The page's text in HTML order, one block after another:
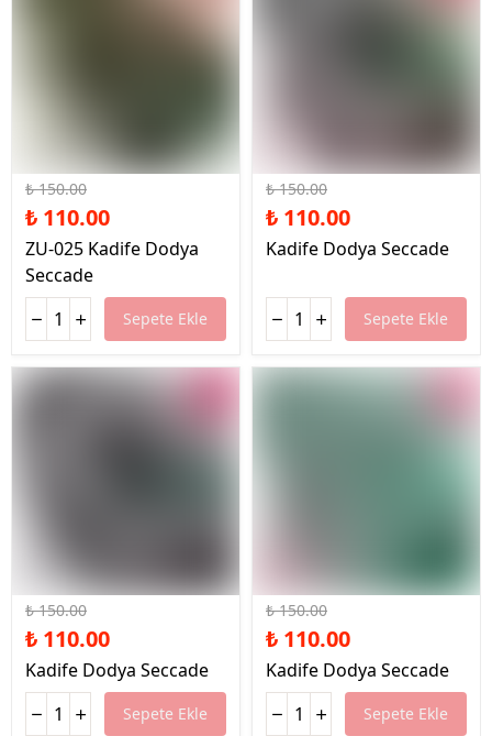
%27 İndirim
₺ 150.00
₺ 110.00
ZU-025 Kadife Dodya
Seccade
Sepete Ekle
₺ 150.00
₺ 110.00
Kadife Dodya Seccade
Sepete Ekle
%27 İndirim
₺ 150.00
₺ 110.00
Kadife Dodya Seccade
Sepete Ekle
₺ 150.00
₺ 110.00
Kadife Dodya Seccade
Sepete Ekle